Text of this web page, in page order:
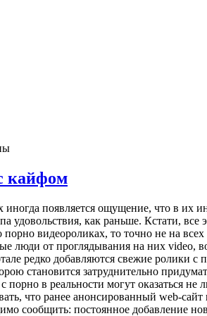
кайфом
иногда появляется ощущение, что в
удовольствия, как раньше. Кстати,
видеороликах, то точно не на
люди от проглядывания на них
редко добавляются свежие
становится затруднительно
в реальности могут оказаться
что ранее анонсированный web-
сообщить: постоянное добавление